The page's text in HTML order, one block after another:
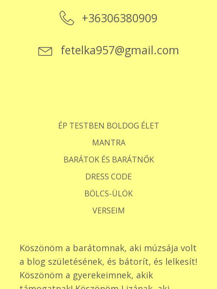
+36306380909
fetelka957@gmail.com
ÉP TESTBEN BOLDOG ÉLET
MANTRA
BARÁTOK ÉS BARÁTNŐK
DRESS CODE
BÖLCS-ÜLÖK
VERSEIM
Köszönöm a barátomnak, aki múzsája volt
a blog születésének, és bátorít, és lelkesít!
Köszönöm a gyerekeimnek, akik